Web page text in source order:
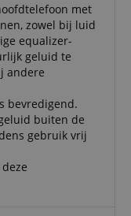
met
zowel bij luid
equalizer-
geluid te
andere
bevredigend.
buiten de
gebruik vrij
zoals
Zonder
niet
Vervaldatum